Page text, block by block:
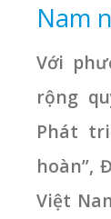
Nam
Với
rộng
Phát
hoàn”,
Việt